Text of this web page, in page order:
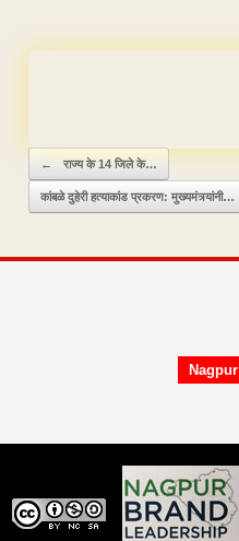
Post navigation
← राज्य के 14 जिले के…
कांबळे दुहेरी हत्याकांड प्रकरण: मुख्यमंत्र्यांनी…